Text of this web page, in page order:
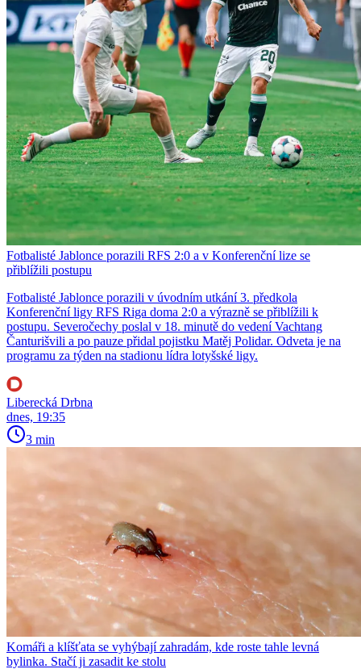
Fotbalisté Jablonce porazili RFS 2:0 a v Konferenční lize se
přiblížili postupu
Fotbalisté Jablonce porazili v úvodním utkání 3. předkola
Konferenční ligy RFS Riga doma 2:0 a výrazně se přiblížili k
postupu. Severočechy poslal v 18. minutě do vedení Vachtang
Čanturišvili a po pauze přidal pojistku Matěj Polidar. Odveta je na
programu za týden na stadionu lídra lotyšské ligy.
Liberecká Drbna
dnes, 19:35
3 min
Komáři a klíšťata se vyhýbají zahradám, kde roste tahle levná
bylinka. Stačí ji zasadit ke stolu